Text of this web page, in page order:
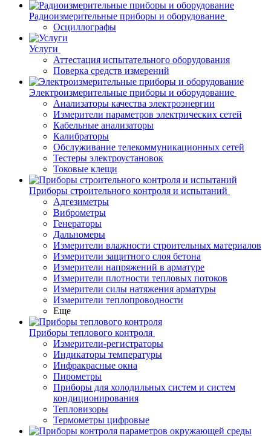
Радиоизмерительные приборы и оборудование
Осциллографы
Услуги
Аттестация испытательного оборудования
Поверка средств измерений
Электроизмерительные приборы и оборудование
Анализаторы качества электроэнергии
Измерители параметров электрических сетей
Кабельные анализаторы
Калибраторы
Обслуживание телекоммуникационных сетей
Тестеры электроустановок
Токовые клещи
Приборы строительного контроля и испытаний
Адгезиметры
Виброметры
Генераторы
Дальномеры
Измерители влажности строительных материалов
Измерители защитного слоя бетона
Измерители напряжений в арматуре
Измерители плотности тепловых потоков
Измерители силы натяжения арматуры
Измерители теплопроводности
Еще
Приборы теплового контроля
Измерители-регистраторы
Индикаторы температуры
Инфракрасные окна
Пирометры
Приборы для холодильных систем и систем
кондиционирования
Тепловизоры
Термометры цифровые